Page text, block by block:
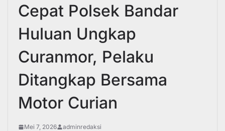
Cepat Polsek Bandar
Huluan Ungkap
Curanmor, Pelaku
Ditangkap Bersama
Motor Curian
Mei 7, 2026 adminredaksi